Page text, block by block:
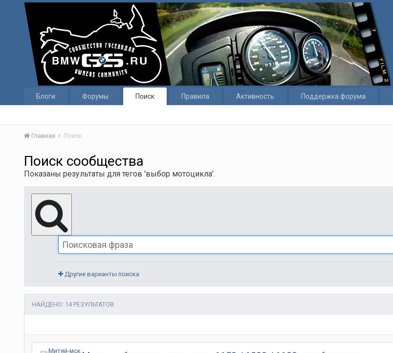
Блоги Форумы Поиск Правила Активность Поддержка форума
Главная Поиск
Поиск сообщества
Показаны результаты для тегов 'выбор мотоцикла'.
Другие варианты поиска
НАЙДЕНО: 14 РЕЗУЛЬТАТОВ